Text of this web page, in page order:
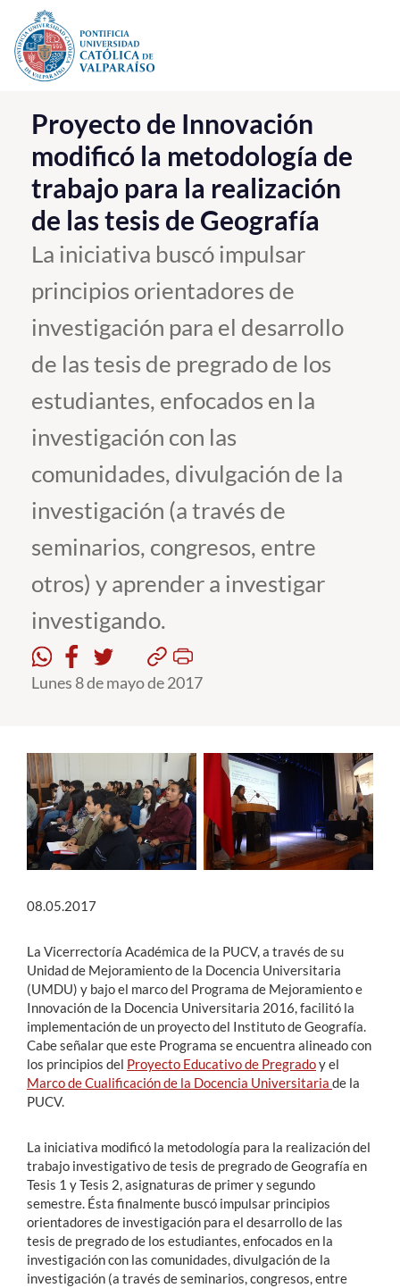
Click acá para ir directamente al contenido
La Universidad
Investigación, Creación e Innovación
PUCV Internacional
Vinculación con el Medio
Admisión
Pregrado
Postgrado
Formación Continua
Estudiantes
Académicos
Funcionarios
Alumni
English
Proyecto de Innovación
modificó la metodología de
trabajo para la realización
de las tesis de Geografía
La iniciativa buscó impulsar
principios orientadores de
investigación para el desarrollo
de las tesis de pregrado de los
estudiantes, enfocados en la
investigación con las
comunidades, divulgación de la
investigación (a través de
seminarios, congresos, entre
otros) y aprender a investigar
investigando.
Lunes 8 de mayo de 2017
08.05.2017
La Vicerrectoría Académica de la PUCV, a través de su
Unidad de Mejoramiento de la Docencia Universitaria
(UMDU) y bajo el marco del Programa de Mejoramiento e
Innovación de la Docencia Universitaria 2016, facilitó la
implementación de un proyecto del Instituto de Geografía.
Cabe señalar que este Programa se encuentra alineado con
los principios del Proyecto Educativo de Pregradoy el
Marco de Cualificación de la Docencia Universitaria de la
PUCV.
La iniciativa modificó la metodología para la realización del
trabajo investigativo de tesis de pregrado de Geografía en
Tesis 1 y Tesis 2, asignaturas de primer y segundo
semestre. Ésta finalmente buscó impulsar principios
orientadores de investigación para el desarrollo de las
tesis de pregrado de los estudiantes, enfocados en la
investigación con las comunidades, divulgación de la
investigación (a través de seminarios, congresos, entre